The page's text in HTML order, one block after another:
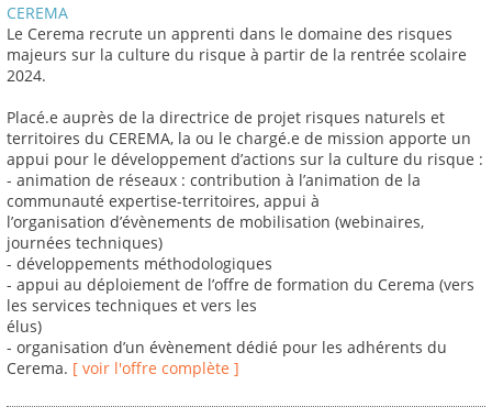
CEREMA
Le Cerema recrute un apprenti dans le domaine des risques
majeurs sur la culture du risque à partir de la rentrée scolaire
2024.
Placé.e auprès de la directrice de projet risques naturels et
territoires du CEREMA, la ou le chargé.e de mission apporte un
appui pour le développement d’actions sur la culture du risque :
- animation de réseaux : contribution à l’animation de la
communauté expertise-territoires, appui à
l’organisation d’évènements de mobilisation (webinaires,
journées techniques)
- développements méthodologiques
- appui au déploiement de l’offre de formation du Cerema (vers
les services techniques et vers les
élus)
- organisation d’un évènement dédié pour les adhérents du
Cerema. [ voir l'offre complète ]